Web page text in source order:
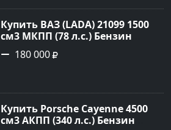
№3746 на сайте Авторынок23
Купить ВАЗ (LADA) 21099 1500
см3 МКПП (78 л.с.) Бензин
инжектор в Гостагаевская :
цвет Серебряный Седан 2001
Авторынок23
180 000
Купить Porsche Cayenne 4500
см3 АКПП (340 л.с.) Бензин